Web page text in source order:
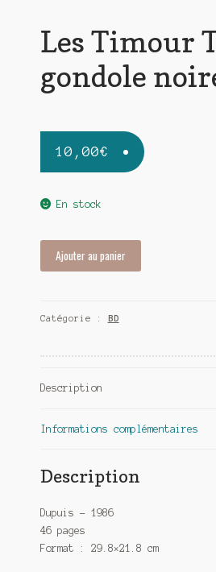
Les Timour
gondole
10,00€
En stock
T22
La
noire
Ajouter au panier
Catégorie : BD
Description
Informations complémentaires
Description
Dupuis – 1986
46 pages
Format : 29.8×21.8 cm